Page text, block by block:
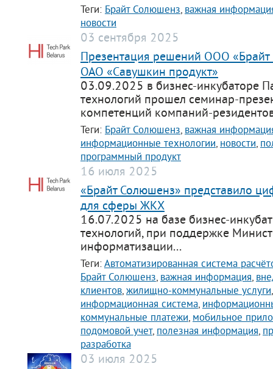
Теги: Брайт Солюшенз, важная
новости
03 сентября 2025
Презентация решений ООО
ОАО «Савушкин продукт»
03.09.2025 в бизнес-инкубаторе
технологий прошел семинар-
компетенций компаний-
Теги: Брайт Солюшенз, важная
информационные технологии, новости,
программный продукт
16 июля 2025
«Брайт Солюшенз» представило
для сферы ЖКХ
16.07.2025 на базе бизнес-
технологий, при поддержке
информатизации...
Теги:Автоматизированная система
Брайт Солюшенз, важная информация,
клиентов,жилищно-коммунальные услуги
информационная система,
коммунальные платежи, мобильное
подомовой учет, полезная информация,
разработка
03 июля 2025